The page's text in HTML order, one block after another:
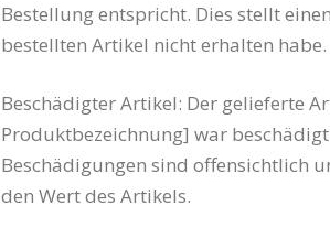
Bestellung entspricht. Dies stellt
bestellten Artikel nicht erhalten habe.
Beschädigter Artikel: Der gelieferte
Produktbezeichnung] war
Beschädigungen sind offensichtlich
den Wert des Artikels.